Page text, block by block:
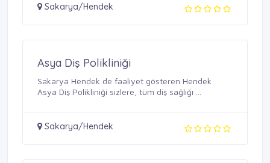
Sakarya/Hendek
Asya Diş Polikliniği
Sakarya Hendek de faaliyet gösteren Hendek
Asya Diş Polikliniği sizlere, tüm diş sağlığı ...
Sakarya/Hendek